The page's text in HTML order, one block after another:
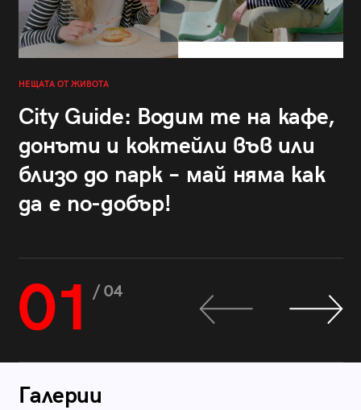
НЕЩАТА ОТ ЖИВОТА
City Guide: Водим те на кафе,
донъти и коктейли във или
близо до парк – май няма как
да е по-добър!
01 / 04
Галерии